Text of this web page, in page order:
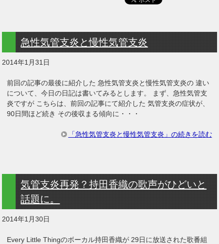
急性気管支炎と慢性気管支炎
2014年1月31日
前回の記事の最後に紹介した 急性気管支炎と慢性気管支炎の 違い
について、今日の日記は書いてみるとします。 まず、急性気管支
炎ですが こちらは、前回の記事にて紹介した 気管支炎の症状が、
90日間ほど続き その後収まる傾向に・・・
「急性気管支炎と慢性気管支炎」の続きを読む
気管支炎再発？持田香織の歌声がひどいと
話題に。
2014年1月30日
Every Little Thingのボーカル持田香織が 29日に放送された歌番組